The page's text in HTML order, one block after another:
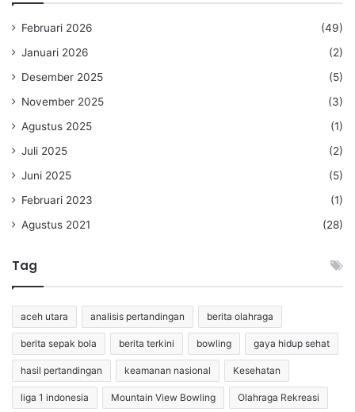
Februari 2026
(49)
Januari 2026
(2)
Desember 2025
(5)
November 2025
(3)
Agustus 2025
(1)
Juli 2025
(2)
Juni 2025
(5)
Februari 2023
(1)
Agustus 2021
(28)
Tag
aceh utara analisis pertandingan berita olahraga
berita sepak bola berita terkini bowling gaya hidup sehat
hasil pertandingan keamanan nasional Kesehatan
liga 1 indonesia Mountain View Bowling Olahraga Rekreasi